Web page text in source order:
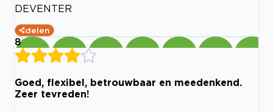
DEVENTER
delen
8
Goed, flexibel, betrouwbaar en meedenkend.
Zeer tevreden!